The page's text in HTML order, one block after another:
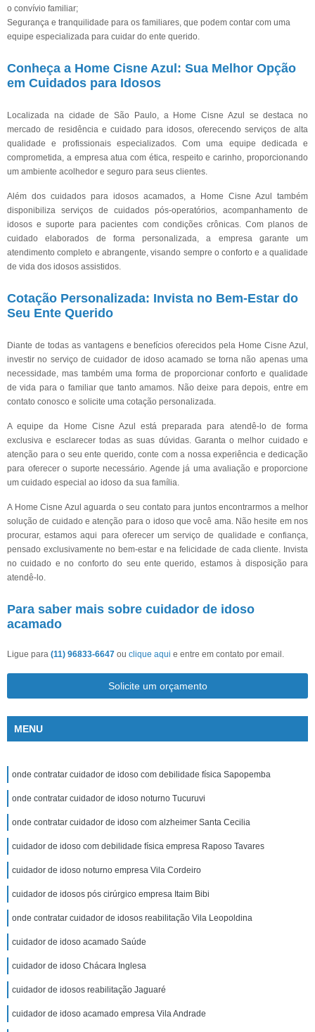
o convívio familiar;
Segurança e tranquilidade para os familiares, que podem contar com uma
equipe especializada para cuidar do ente querido.
Conheça a Home Cisne Azul: Sua Melhor Opção
em Cuidados para Idosos
Localizada na cidade de São Paulo, a Home Cisne Azul se destaca no
mercado de residência e cuidado para idosos, oferecendo serviços de alta
qualidade e profissionais especializados. Com uma equipe dedicada e
comprometida, a empresa atua com ética, respeito e carinho, proporcionando
um ambiente acolhedor e seguro para seus clientes.
Além dos cuidados para idosos acamados, a Home Cisne Azul também
disponibiliza serviços de cuidados pós-operatórios, acompanhamento de
idosos e suporte para pacientes com condições crônicas. Com planos de
cuidado elaborados de forma personalizada, a empresa garante um
atendimento completo e abrangente, visando sempre o conforto e a qualidade
de vida dos idosos assistidos.
Cotação Personalizada: Invista no Bem-Estar do
Seu Ente Querido
Diante de todas as vantagens e benefícios oferecidos pela Home Cisne Azul,
investir no serviço de cuidador de idoso acamado se torna não apenas uma
necessidade, mas também uma forma de proporcionar conforto e qualidade
de vida para o familiar que tanto amamos. Não deixe para depois, entre em
contato conosco e solicite uma cotação personalizada.
A equipe da Home Cisne Azul está preparada para atendê-lo de forma
exclusiva e esclarecer todas as suas dúvidas. Garanta o melhor cuidado e
atenção para o seu ente querido, conte com a nossa experiência e dedicação
para oferecer o suporte necessário. Agende já uma avaliação e proporcione
um cuidado especial ao idoso da sua família.
A Home Cisne Azul aguarda o seu contato para juntos encontrarmos a melhor
solução de cuidado e atenção para o idoso que você ama. Não hesite em nos
procurar, estamos aqui para oferecer um serviço de qualidade e confiança,
pensado exclusivamente no bem-estar e na felicidade de cada cliente. Invista
no cuidado e no conforto do seu ente querido, estamos à disposição para
atendê-lo.
Para saber mais sobre cuidador de idoso
acamado
Ligue para (11) 96833-6647 ou clique aqui e entre em contato por email.
Solicite um orçamento
MENU
onde contratar cuidador de idoso com debilidade física Sapopemba
onde contratar cuidador de idoso noturno Tucuruvi
onde contratar cuidador de idoso com alzheimer Santa Cecilia
cuidador de idoso com debilidade física empresa Raposo Tavares
cuidador de idoso noturno empresa Vila Cordeiro
cuidador de idosos pós cirúrgico empresa Itaim Bibi
onde contratar cuidador de idosos reabilitação Vila Leopoldina
cuidador de idoso acamado Saúde
cuidador de idoso Chácara Inglesa
cuidador de idosos reabilitação Jaguaré
cuidador de idoso acamado empresa Vila Andrade